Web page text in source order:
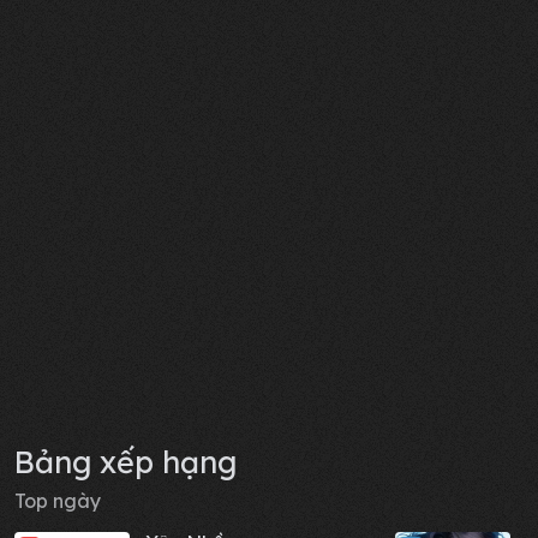
Bảng xếp hạng
Top ngày